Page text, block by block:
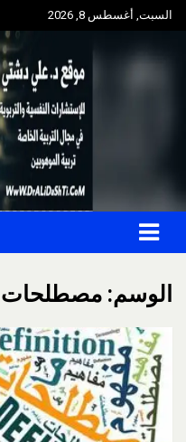
Skipالسبت, أغسطس 8, 2026
موقع د. علي
للإستشارات النفسية
الوسم: مصطلحات